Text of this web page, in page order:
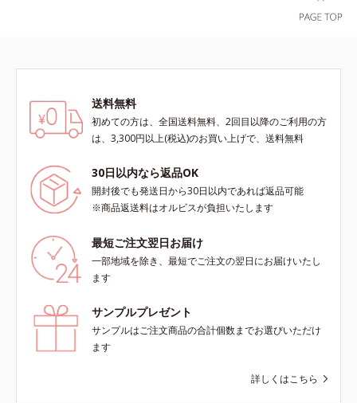
ープルーフ効果として*2 サッカロ
保湿成分*3 保湿成分*4 乾燥など*5
カニナバラ果実エキス配合＝保湿成
分*6 加水分解コラーゲン配合＝保
乾燥など *2 角層内 *3 ちり・ほこ
り等 *4 メイクアップ効果による
送料無料
初めての方は、全国送料無料、2回目以降のご利用の方
は、3,300円以上(税込)のお買い上げで、送料無料
30日以内なら返品OK
開封後でも発送日から30日以内であれば返品可能
※商品返送料はオルビスが負担いたします
最短ご注文翌日お届け
一部地域を除き、最短でご注文の翌日にお届けいたし
ます
サンプルプレゼント
サンプルはご注文商品の合計個数までお選びいただけ
ます
詳しくはこちら